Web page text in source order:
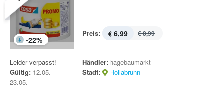
-22%
Preis: € 6,99 € 8,99
Leider verpasst!
Gültig: 12.05. -
23.05.
Händler: hagebaumarkt
Stadt:
Hollabrunn